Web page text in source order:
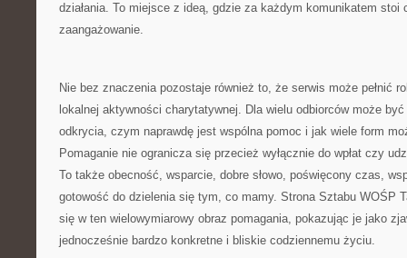
działania. To miejsce z ideą, gdzie za każdym komunikatem stoi
zaangażowanie.
Nie bez znaczenia pozostaje również to, że serwis może pełnić
lokalnej aktywności charytatywnej. Dla wielu odbiorców może
odkrycia, czym naprawdę jest wspólna pomoc i jak wiele form
Pomaganie nie ogranicza się przecież wyłącznie do wpłat czy
To także obecność, wsparcie, dobre słowo, poświęcony czas,
gotowość do dzielenia się tym, co mamy. Strona Sztabu WOŚP
się w ten wielowymiarowy obraz pomagania, pokazując je jako
jednocześnie bardzo konkretne i bliskie codziennemu życiu.